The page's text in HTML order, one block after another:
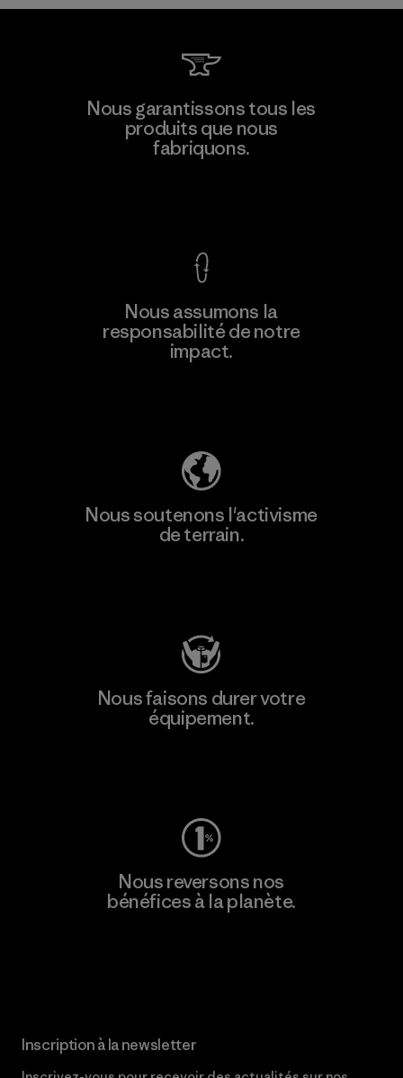
W.L. Gore & Associates, Inc.
Material-supplier
Nous garantissons tous les
produits que nous
fabriquons.
Nous assumons la
responsabilité de notre
impact.
Nous soutenons l'activisme
de terrain.
Nous faisons durer votre
équipement.
Nous reversons nos
bénéfices à la planète.
Inscription à la newsletter